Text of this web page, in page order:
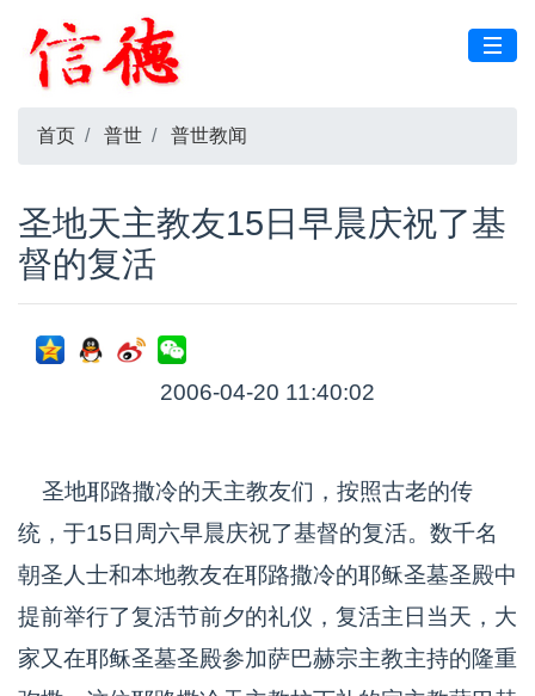
首页 普世 普世教闻
圣地天主教友15日早晨庆祝了基
督的复活
2006-04-20 11:40:02
圣地耶路撒冷的天主教友们，按照古老的传
统，于15日周六早晨庆祝了基督的复活。数千名
朝圣人士和本地教友在耶路撒冷的耶稣圣墓圣殿中
提前举行了复活节前夕的礼仪，复活主日当天，大
家又在耶稣圣墓圣殿参加萨巴赫宗主教主持的隆重